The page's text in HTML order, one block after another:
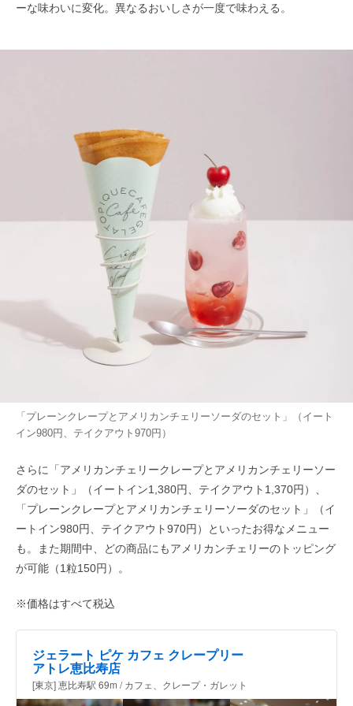
ーな味わいに変化。異なるおいしさが一度で味わえる。
「プレーンクレープとアメリカンチェリーソーダのセット」（イート
イン980円、テイクアウト970円）
さらに「アメリカンチェリークレープとアメリカンチェリーソー
ダのセット」（イートイン1,380円、テイクアウト1,370円）、
「プレーンクレープとアメリカンチェリーソーダのセット」（イ
ートイン980円、テイクアウト970円）といったお得なメニュー
も。また期間中、どの商品にもアメリカンチェリーのトッピング
が可能（1粒150円）。
※価格はすべて税込
ジェラート ピケ カフェ クレープリー
アトレ恵比寿店
[東京] 恵比寿駅 69m / カフェ、クレープ・ガレット